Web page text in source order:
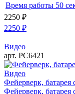
Время работы 50
2250 ₽
2250 ₽
Видео
арт. РС6421
Видео
Фейерверк,
Фейерверк,